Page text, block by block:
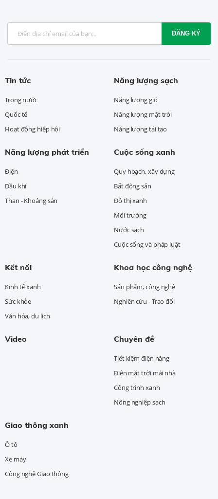
ĐĂNG KÝ
Tin tức
Trong nước
Quốc tế
Hoạt động hiệp hội
Năng lượng sạch
Năng lượng gió
Năng lượng mặt trời
Năng lượng tái tạo
Năng lượng phát triển
Điện
Dầu khí
Than - Khoáng sản
Cuộc sống xanh
Quy hoạch, xây dựng
Bất động sản
Đô thị xanh
Môi trường
Nước sạch
Cuộc sống và pháp luật
Kết nối
Kinh tế xanh
Sức khỏe
Văn hóa, du lịch
Khoa học công nghệ
Sản phẩm, công nghệ
Nghiên cứu - Trao đổi
Video Chuyên đề
Tiết kiệm điện năng
Điện mặt trời mái nhà
Công trình xanh
Nông nghiệp sạch
Giao thông xanh
Ô tô
Xe máy
Công nghệ Giao thông